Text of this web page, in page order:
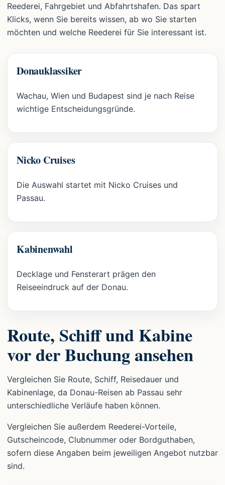
Reederei, Fahrgebiet und Abfahrtshafen. Das spart
Klicks, wenn Sie bereits wissen, ab wo Sie starten
möchten und welche Reederei für Sie interessant ist.
Donauklassiker
Wachau, Wien und Budapest sind je nach Reise
wichtige Entscheidungsgründe.
Nicko Cruises
Die Auswahl startet mit Nicko Cruises und
Passau.
Kabinenwahl
Decklage und Fensterart prägen den
Reiseeindruck auf der Donau.
Route, Schiff und Kabine
vor der Buchung ansehen
Vergleichen Sie Route, Schiff, Reisedauer und
Kabinenlage, da Donau-Reisen ab Passau sehr
unterschiedliche Verläufe haben können.
Vergleichen Sie außerdem Reederei-Vorteile,
Gutscheincode, Clubnummer oder Bordguthaben,
sofern diese Angaben beim jeweiligen Angebot nutzbar
sind.